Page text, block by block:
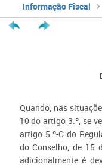
Informação Fiscal
Quando, nas
10 do artigo 3.º, se
artigo 5.º-C do
do Conselho, de 15
adicionalmente é